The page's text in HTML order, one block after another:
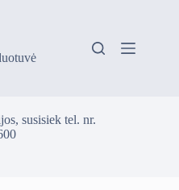
susisiek tel. nr.